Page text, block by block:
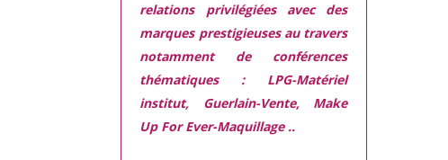
relations privilégiées avec des
marques prestigieuses au travers
notamment de conférences
thématiques : LPG-Matériel
institut, Guerlain-Vente, Make
Up For Ever-Maquillage ..